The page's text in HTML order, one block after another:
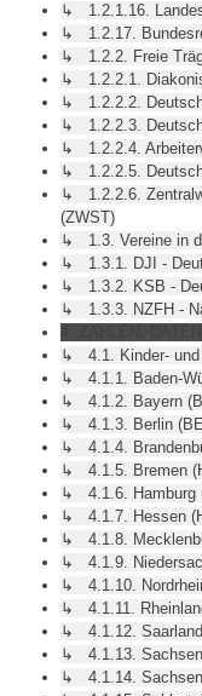
↳ 1.2.1.16.
↳ 1.2.17.
↳ 1.2.2. Freie
↳ 1.2.2.1.
↳ 1.2.2.2.
↳ 1.2.2.3.
↳ 1.2.2.4.
↳ 1.2.2.5.
↳ 1.2.2.6.
(ZWST)
↳ 1.3. Vereine in
↳ 1.3.1. DJI -
↳ 1.3.2. KSB -
↳ 1.3.3. NZFH -
↳ 4.1. Kinder- und
↳ 4.1.1. Baden-
↳ 4.1.2. Bayern
↳ 4.1.3. Berlin
↳ 4.1.4.
↳ 4.1.5. Bremen
↳ 4.1.6. Hamburg
↳ 4.1.7. Hessen
↳ 4.1.8.
↳ 4.1.9.
↳ 4.1.10.
↳ 4.1.11.
↳ 4.1.12.
↳ 4.1.13.
↳ 4.1.14.